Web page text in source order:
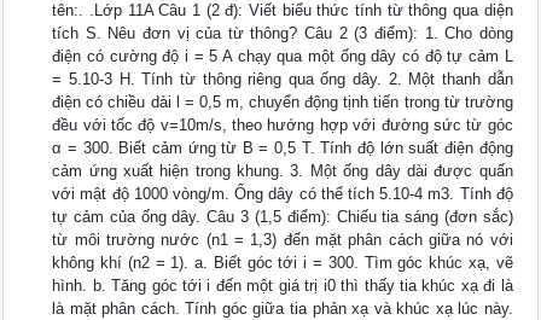
tên:. .Lớp 11A Câu 1 (2 đ): Viết biểu thức tính từ thông qua diện
tích S. Nêu đơn vị của từ thông? Câu 2 (3 điểm): 1. Cho dòng
điện có cường độ i = 5 A chạy qua một ống dây có độ tự cảm L
= 5.10-3 H. Tính từ thông riêng qua ống dây. 2. Một thanh dẫn
điện có chiều dài l = 0,5 m, chuyển động tịnh tiến trong từ trường
đều với tốc độ v=10m/s, theo hướng hợp với đường sức từ góc
α = 300. Biết cảm ứng từ B = 0,5 T. Tính độ lớn suất điện động
cảm ứng xuất hiện trong khung. 3. Một ống dây dài được quấn
với mật độ 1000 vòng/m. Ống dây có thể tích 5.10-4 m3. Tính độ
tự cảm của ống dây. Câu 3 (1,5 điểm): Chiếu tia sáng (đơn sắc)
từ môi trường nước (n1 = 1,3) đến mặt phân cách giữa nó với
không khí (n2 = 1). a. Biết góc tới i = 300. Tìm góc khúc xạ, vẽ
hình. b. Tăng góc tới i đến một giá trị i0 thì thấy tia khúc xạ đi là
là mặt phân cách. Tính góc giữa tia phản xạ và khúc xạ lúc này.